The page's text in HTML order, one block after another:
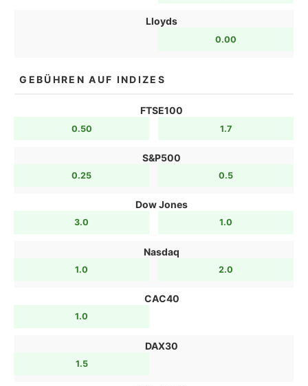
Lloyds
0.00
GEBÜHREN AUF INDIZES
FTSE100
0.50 1.7
S&P500
0.25 0.5
Dow Jones
3.0 1.0
Nasdaq
1.0 2.0
CAC40
1.0
DAX30
1.5